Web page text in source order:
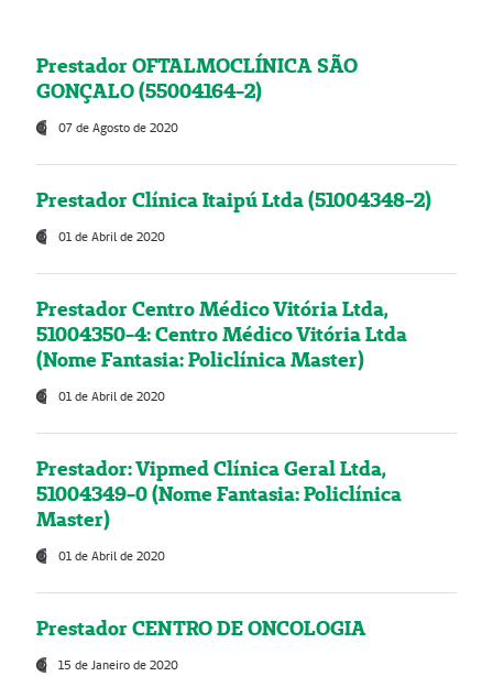
Prestador OFTALMOCLÍNICA SÃO
GONÇALO (55004164-2)
07 de Agosto de 2020
Prestador Clínica Itaipú Ltda (51004348-2)
01 de Abril de 2020
Prestador Centro Médico Vitória Ltda,
51004350-4: Centro Médico Vitória Ltda
(Nome Fantasia: Policlínica Master)
01 de Abril de 2020
Prestador: Vipmed Clínica Geral Ltda,
51004349-0 (Nome Fantasia: Policlínica
Master)
01 de Abril de 2020
Prestador CENTRO DE ONCOLOGIA
15 de Janeiro de 2020